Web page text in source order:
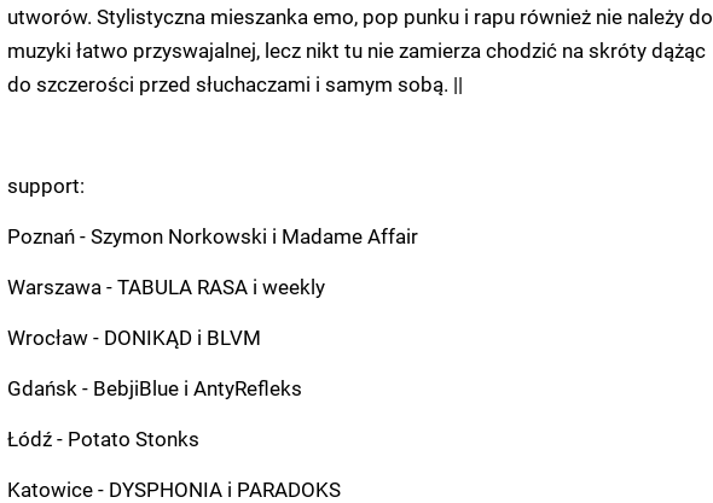
utworów. Stylistyczna mieszanka emo, pop punku i rapu również nie należy do
muzyki łatwo przyswajalnej, lecz nikt tu nie zamierza chodzić na skróty dążąc
do szczerości przed słuchaczami i samym sobą. ||
support:
Poznań - Szymon Norkowski i Madame Affair
Warszawa - TABULA RASA i weekly
Wrocław - DONIKĄD i BLVM
Gdańsk - BebjiBlue i AntyRefleks
Łódź - Potato Stonks
Katowice - DYSPHONIA i PARADOKS